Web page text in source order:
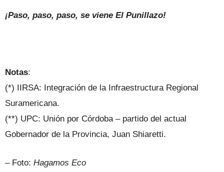
¡Paso, paso, paso, se viene El Punillazo!
Notas:
(*) IIRSA: Integración de la Infraestructura Regional
Suramericana.
(**) UPC: Unión por Córdoba – partido del actual
Gobernador de la Provincia, Juan Shiaretti.
– Foto: Hagamos Eco